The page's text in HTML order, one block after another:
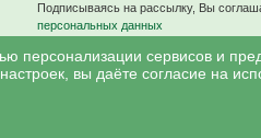
Подписываясь на рассылку, Вы
персональных данных
Имеются противопоказания,
персонализации сервисов и
вы даёте согласие на